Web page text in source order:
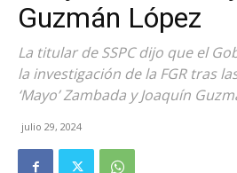
Guzmán López
La titular de SSPC dijo que el
la investigación de la FGR tras
‘Mayo’ Zambada y Joaquín
julio 29, 2024